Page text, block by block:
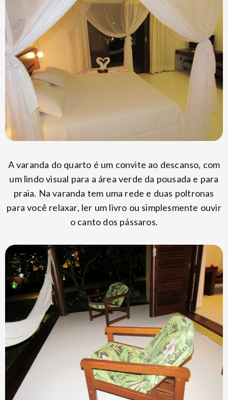
A varanda do quarto é um convite ao descanso, com
um lindo visual para a área verde da pousada e para
praia. Na varanda tem uma rede e duas poltronas
para você relaxar, ler um livro ou simplesmente ouvir
o canto dos pássaros.